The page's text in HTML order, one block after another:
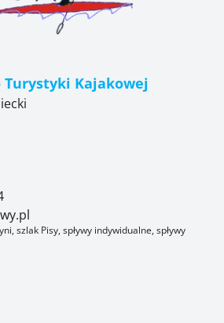
Turystyki Kajakowej
szlak Pisy, spływy indywidualne, spływy